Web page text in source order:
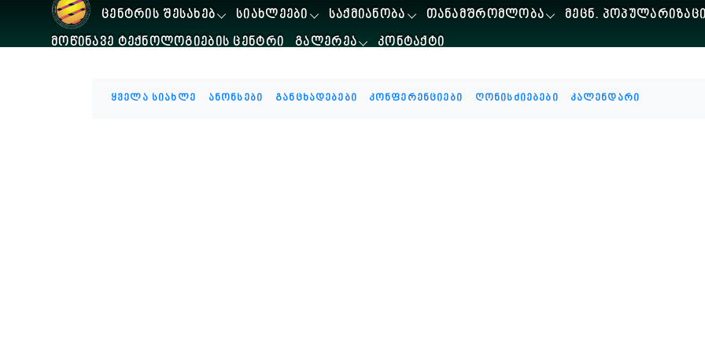
ᲪᲔᲜᲢᲠᲘᲡ ᲨᲔᲡᲐᲮᲔᲑ ᲡᲘᲐᲮᲚᲔᲔᲑᲘ ᲡᲐᲥᲛᲘᲐᲜᲝᲑᲐ ᲗᲐᲜᲐᲛᲨᲠᲝᲛᲚᲝᲑᲐ
ᲛᲔᲪᲜ.
ᲛᲝᲬᲘᲜᲐᲕᲔ ᲢᲔᲥᲜᲝᲚᲝᲒᲘᲔᲑᲘᲡ ᲪᲔᲜᲢᲠᲘ
ᲒᲐᲚᲔᲠᲔᲐ ᲙᲝᲜᲢᲐᲥᲢᲘ
ყველა სიახლე ანონსები განცხადებები კონფერენციები ღონისძიებები კალენდარი